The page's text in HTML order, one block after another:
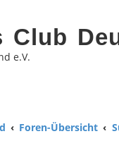
Club
e.V.
Foren-Übersicht